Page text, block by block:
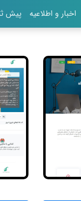
اخبار و اطلاعیه پیش